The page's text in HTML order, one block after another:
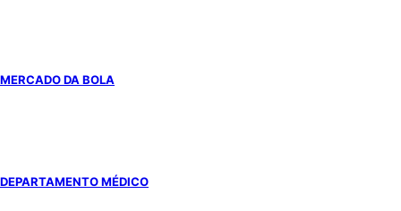
MERCADO DA BOLA
DEPARTAMENTO MÉDICO